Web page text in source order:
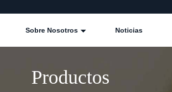
Sobre Nosotros Noticias
Productos